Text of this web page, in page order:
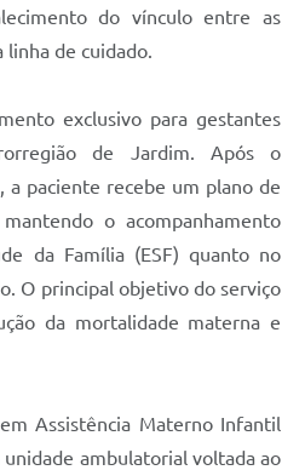
do vínculo entre as
linha de cuidado.
exclusivo para gestantes
de Jardim. Após o
a paciente recebe um plano de
o acompanhamento
da Família (ESF) quanto no
O principal objetivo do serviço
da mortalidade materna e
Assistência Materno Infantil
unidade ambulatorial voltada ao